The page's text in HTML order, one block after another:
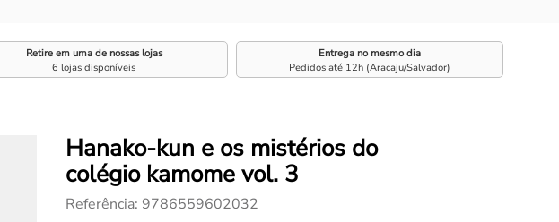
Retire em uma de nossas lojas
6 lojas disponíveis
Entrega no mesmo dia
Pedidos até 12h (Aracaju/Salvador)
Hanako-kun e os mistérios do
colégio kamome vol. 3
Referência: 9786559602032